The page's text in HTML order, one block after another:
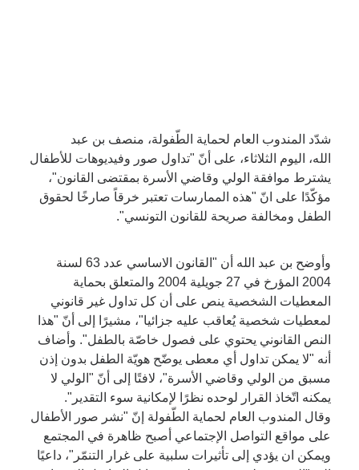
شدّد المندوب العام لحماية الطّفولة، منصف بن عبد
الله، اليوم الثلاثاء، على أنّ "تداول صور وفيديوهات للأطفال
يشترط موافقة الولي وقاضي الأسرة بمقتضى القانون"،
مؤكّدًا على انّ "هذه الممارسات تعتبر خرقاً صارخًا لحقوق
الطفل ومخالفة صريحة للقانون التونسي".
وأوضح بن عبد الله أن "القانون الاساسي عدد 63 لسنة
2004 المؤرخ في 27 جويلية 2004 والمتعلق بحماية
المعطيات الشخصية ينص على أن كل تداول غير قانوني
لمعطيات شخصية يُعاقب عليه جزائيا"، مشيرًا إلى أنّ "هذا
النص القانوني يحتوي على فصول خاصّة بالطفل". وأضاف
أنه "لا يمكن تداول أي معطى يوضّح هويّة الطفل بدون إذن
مسبق من الولي وقاضي الأسرة"، لافتًا إلى أنّ "الولي لا
يمكنه اتّخاذ القرار لوحده نظرًا لإمكانية سوء التقدير".
وقال المندوب العام لحماية الطّفولة إنّ "نشر صور الأطفال
على مواقع التواصل الإجتماعي أصبح ظاهرة في المجتمع
ويمكن ان يؤدي إلى تأثيرات سلبية على غرار التنمّر"، داعيًا